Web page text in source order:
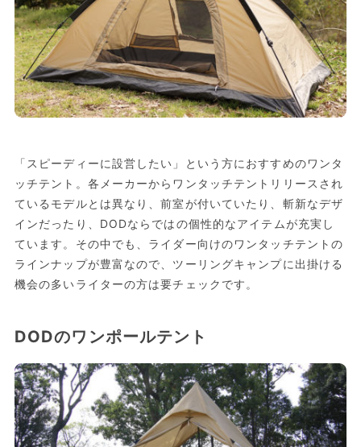
「スピーディーに設営したい」という方におすすめのワンタ
ッチテント。各メーカーからワンタッチテントリリースされ
ているモデルとは異なり、前室が付いていたり、斬新なデザ
インだったり、DODならではの個性的なアイテムが充実し
ています。その中でも、ライダー向けのワンタッチテントの
ラインナップが豊富なので、ツーリングキャンプに出掛ける
機会の多いライターの方は要チェックです。
DODのワンポールテント